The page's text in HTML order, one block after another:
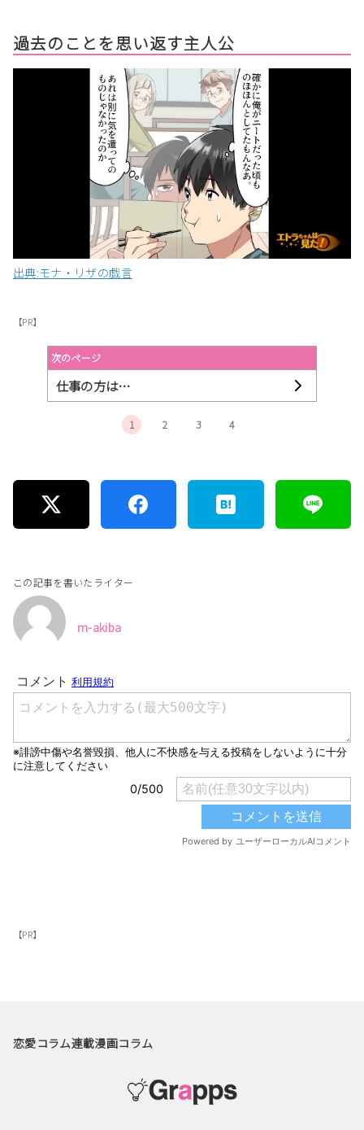
過去のことを思い返す主人公
出典:モナ・リザの戯言
【PR】
次のページ
仕事の方は…
1 2 3 4
この記事を書いたライター
m-akiba
【PR】
恋愛コラム連載漫画コラム